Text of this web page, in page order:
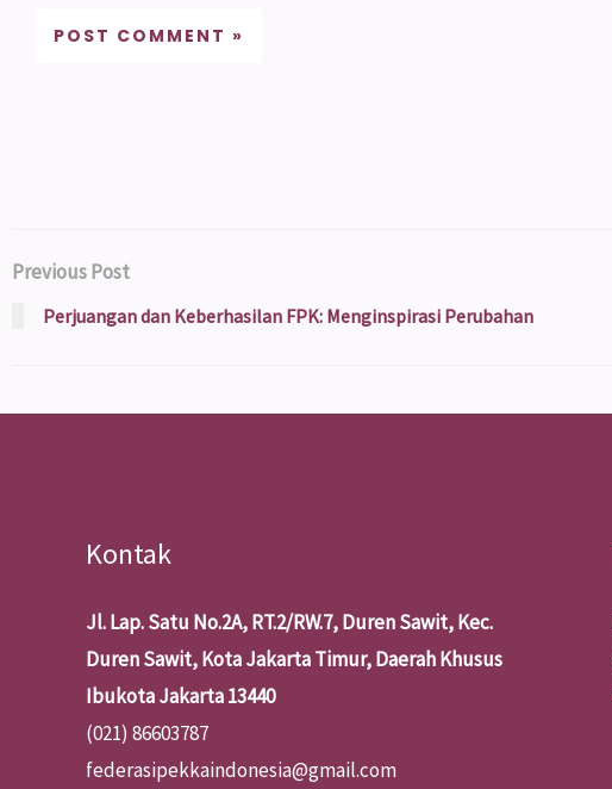
Previous Post
Perjuangan dan Keberhasilan FPK: Menginspirasi Perubahan
Kontak
Jl. Lap. Satu No.2A, RT.2/RW.7, Duren Sawit, Kec.
Duren Sawit, Kota Jakarta Timur, Daerah Khusus
Ibukota Jakarta 13440
(021) 86603787
federasipekkaindonesia@gmail.com